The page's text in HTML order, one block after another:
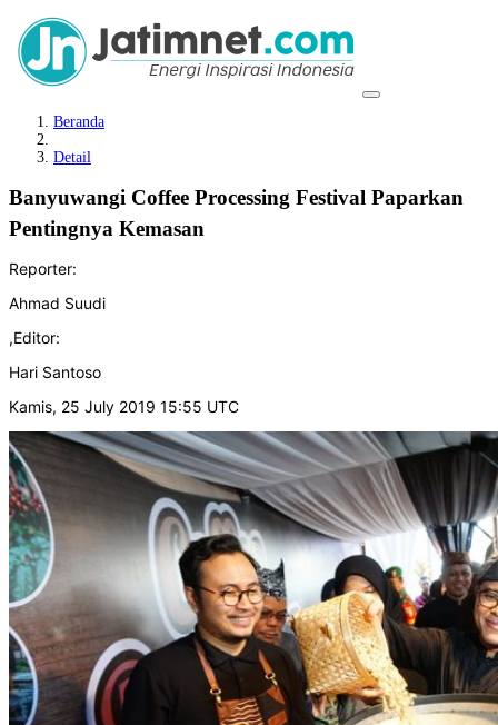
Beranda
Detail
Banyuwangi Coffee Processing Festival Paparkan
Pentingnya Kemasan
Reporter:
Ahmad Suudi
,Editor:
Hari Santoso
Kamis, 25 July 2019 15:55 UTC